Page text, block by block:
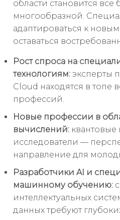
области становится
многообразной.
адаптироваться к
оставаться
Рост спроса на
технологиям: эксперты
Cloud находятся в топе
профессий.
Новые профессии в
вычислений:
исследователи —
направление для
Разработчики AI и
машинному обучению:
интеллектуальных
данных требуют